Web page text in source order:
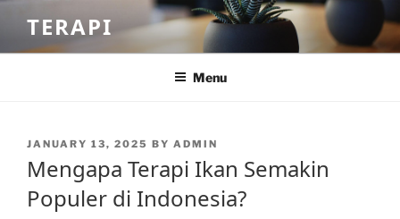
content
TERAPI
Menu
POSTED
JANUARY 13, 2025 BY ADMIN
Mengapa Terapi Ikan Semakin
Populer di Indonesia?